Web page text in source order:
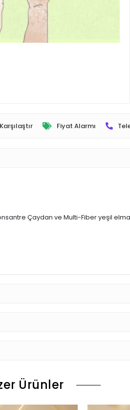
Karşılaştır Fiyat Alarmı
Çaydan ve Multi-Fiber yeşil
Ürünler